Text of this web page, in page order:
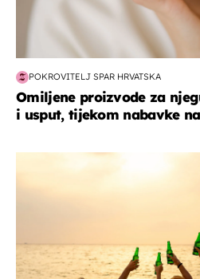
POKROVITELJ SPAR HRVATSKA
Omiljene proizvode za
i usput, tijekom nabavke